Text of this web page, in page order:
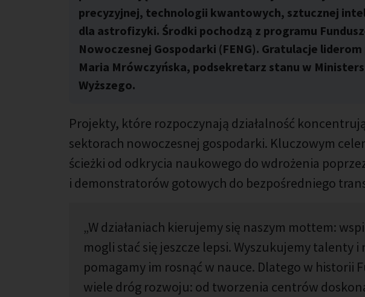
precyzyjnej, technologii kwantowych, sztucznej
dla astrofizyki. Środki pochodzą z programu
Nowoczesnej Gospodarki (FENG). Gratulacje
Maria Mrówczyńska, podsekretarz stanu w
Wyższego.
Projekty, które rozpoczynają działalność
sektorach nowoczesnej gospodarki. Kluczowym
ścieżki od odkrycia naukowego do wdrożenia
i demonstratorów gotowych do bezpośredniego
„W działaniach kierujemy się naszym mottem:
mogli stać się jeszcze lepsi. Wyszukujemy talenty i
pomagamy im rosnąć w nauce. Dlatego w historii
wiele dróg rozwoju: od tworzenia centrów